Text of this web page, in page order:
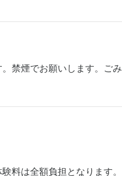
禁煙でお願いします。ごみ
料は全額負担となります。